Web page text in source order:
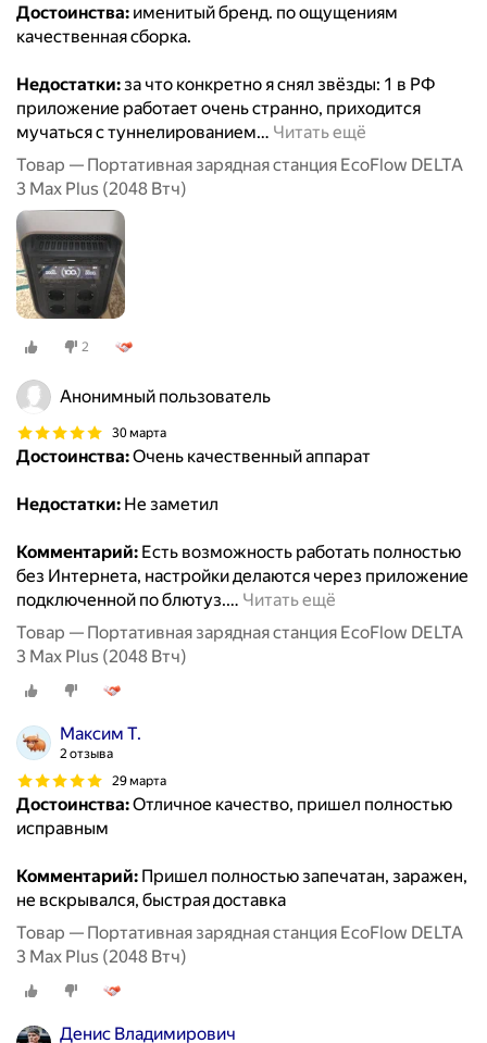
Достоинства: именитый бренд. по ощущениям
качественная сборка.
Недостатки:за что конкретно я снял звёзды: 1 в РФ
приложение работает очень странно, приходится
мучаться с туннелированием… Читать ещё
Товар — Портативная зарядная станция EcoFlow DELTA
3 Max Plus (2048 Втч)
2
Анонимный пользователь
30 марта
Достоинства:Очень качественный аппарат
Недостатки: Не заметил
Комментарий: Есть возможность работать полностью
без Интернета, настройки делаются через приложение
подключенной по блютуз.… Читать ещё
Товар — Портативная зарядная станция EcoFlow DELTA
3 Max Plus (2048 Втч)
Максим Т.
2 отзыва
29 марта
Достоинства:Отличное качество, пришел полностью
исправным
Комментарий: Пришел полностью запечатан, заражен,
не вскрывался, быстрая доставка
Товар — Портативная зарядная станция EcoFlow DELTA
3 Max Plus (2048 Втч)
Денис Владимирович